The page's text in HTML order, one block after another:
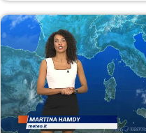
previsioni.